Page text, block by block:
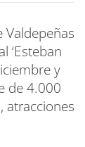
Valdepeñas
‘Esteban
y
de 4.000
atracciones